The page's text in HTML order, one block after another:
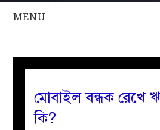
MENU
সকল
বয়ান
মোবাইল বন্ধক রেখে
কি?